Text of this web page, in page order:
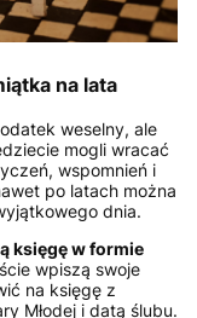
na lata
weselny, ale
mogli wracać
wspomnień i
po latach można
dnia.
księgę w formie
wpiszą swoje
na księgę z
Młodej i datą ślubu.